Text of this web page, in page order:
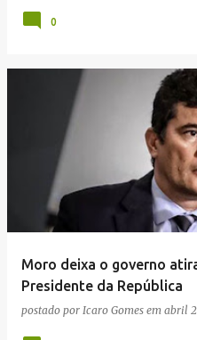
0
Moro deixa o governo
Presidente da República
postado por Icaro Gomes em abril